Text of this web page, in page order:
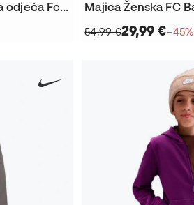
Duge hlače Djeca navijačka odjeća Fc Barcelone 2025. – 2026
54,99 €29,99 €−45%